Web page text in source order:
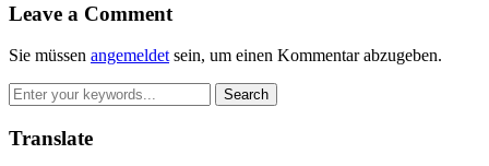
Leave a Comment
Sie müssen angemeldetsein, um einen Kommentar abzugeben.
Translate